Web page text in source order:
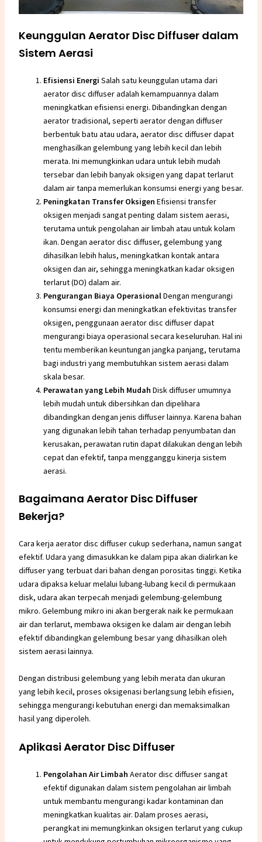
Keunggulan Aerator Disc Diffuser dalam
Sistem Aerasi
Efisiensi Energi Salah satu keunggulan utama dari
aerator disc diffuser adalah kemampuannya dalam
meningkatkan efisiensi energi. Dibandingkan dengan
aerator tradisional, seperti aerator dengan diffuser
berbentuk batu atau udara, aerator disc diffuser dapat
menghasilkan gelembung yang lebih kecil dan lebih
merata. Ini memungkinkan udara untuk lebih mudah
tersebar dan lebih banyak oksigen yang dapat terlarut
dalam air tanpa memerlukan konsumsi energi yang besar.
Peningkatan Transfer Oksigen Efisiensi transfer
oksigen menjadi sangat penting dalam sistem aerasi,
terutama untuk pengolahan air limbah atau untuk kolam
ikan. Dengan aerator disc diffuser, gelembung yang
dihasilkan lebih halus, meningkatkan kontak antara
oksigen dan air, sehingga meningkatkan kadar oksigen
terlarut (DO) dalam air.
Pengurangan Biaya OperasionalDengan mengurangi
konsumsi energi dan meningkatkan efektivitas transfer
oksigen, penggunaan aerator disc diffuser dapat
mengurangi biaya operasional secara keseluruhan. Hal ini
tentu memberikan keuntungan jangka panjang, terutama
bagi industri yang membutuhkan sistem aerasi dalam
skala besar.
Perawatan yang Lebih Mudah Disk diffuser umumnya
lebih mudah untuk dibersihkan dan dipelihara
dibandingkan dengan jenis diffuser lainnya. Karena bahan
yang digunakan lebih tahan terhadap penyumbatan dan
kerusakan, perawatan rutin dapat dilakukan dengan lebih
cepat dan efektif, tanpa mengganggu kinerja sistem
aerasi.
Bagaimana Aerator Disc Diffuser
Bekerja?
Cara kerja aerator disc diffuser cukup sederhana, namun sangat
efektif. Udara yang dimasukkan ke dalam pipa akan dialirkan ke
diffuser yang terbuat dari bahan dengan porositas tinggi. Ketika
udara dipaksa keluar melalui lubang-lubang kecil di permukaan
disk, udara akan terpecah menjadi gelembung-gelembung
mikro. Gelembung mikro ini akan bergerak naik ke permukaan
air dan terlarut, membawa oksigen ke dalam air dengan lebih
efektif dibandingkan gelembung besar yang dihasilkan oleh
sistem aerasi lainnya.
Dengan distribusi gelembung yang lebih merata dan ukuran
yang lebih kecil, proses oksigenasi berlangsung lebih efisien,
sehingga mengurangi kebutuhan energi dan memaksimalkan
hasil yang diperoleh.
Aplikasi Aerator Disc Diffuser
Pengolahan Air Limbah Aerator disc diffuser sangat
efektif digunakan dalam sistem pengolahan air limbah
untuk membantu mengurangi kadar kontaminan dan
meningkatkan kualitas air. Dalam proses aerasi,
perangkat ini memungkinkan oksigen terlarut yang cukup